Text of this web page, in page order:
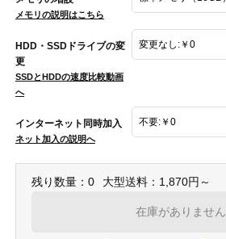
メモリの説明はこちら
HDD・SSDドライブの変
更
SSDとHDDの速度比較動画
へ
インターネット同時加入
ネット加入の説明へ
残り数量：0 大型送料：1,870円～
在庫がありません